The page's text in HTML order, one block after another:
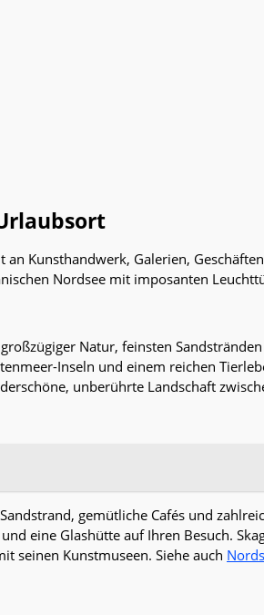
Kunsthandwerk, Galerien,
Nordsee mit imposanten
Natur, feinsten
Inseln und einem reichen
unberührte Landschaft
gemütliche Cafés und
eine Glashütte auf Ihren Besuch.
seinen Kunstmuseen. Siehe auch